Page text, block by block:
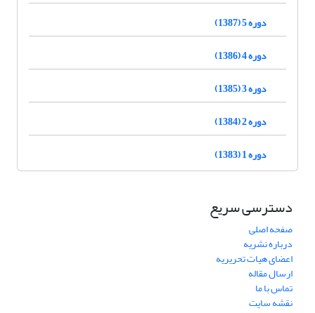
دوره 5 (1387)
دوره 4 (1386)
دوره 3 (1385)
دوره 2 (1384)
دوره 1 (1383)
دسترسی سریع
صفحه اصلی
درباره نشریه
اعضای هیات تحریریه
ارسال مقاله
تماس با ما
نقشه سایت